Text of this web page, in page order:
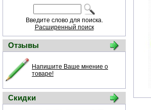
Введите слово для поиска.
Расширенный поиск
Отзывы
Напишите Ваше мнение о
товаре!
Скидки